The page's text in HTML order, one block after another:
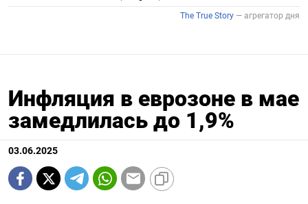
Инфляция в еврозоне в мае
замедлилась до 1,9%
03.06.2025